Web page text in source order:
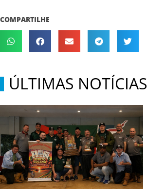
COMPARTILHE
ÚLTIMAS NOTÍCIAS